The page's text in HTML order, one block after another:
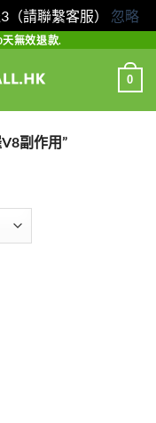
請聯繫客服） 忽略
無效退款.
0
副作用”